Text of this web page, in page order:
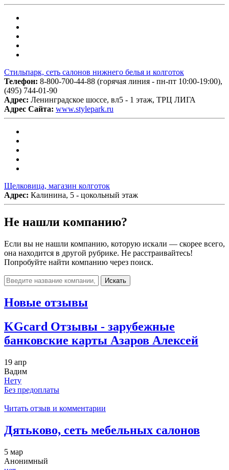
Стильпарк, сеть салонов нижнего белья и колготок
Телефон: 8-800-700-44-88 (горячая линия - пн-пт 10:00-19:00),
(495) 744-01-90
Адрес: Ленинградское шоссе, вл5 - 1 этаж, ТРЦ ЛИГА
Адрес Сайта: www.stylepark.ru
Щелковица, магазин колготок
Адрес: Калинина, 5 - цокольный этаж
Не нашли компанию?
Если вы не нашли компанию, которую искали — скорее всего,
она находится в другой рубрике. Не расстраивайтесь!
Попробуйте найти компанию через поиск.
Искать
Новые отзывы
KGcard Отзывы - зарубежные
банковские карты Азаров Алексей
19 апр
Вадим
Нету
Без предоплаты
Читать отзыв и комментарии
Дятьково, сеть мебельных салонов
5 мар
Анонимный